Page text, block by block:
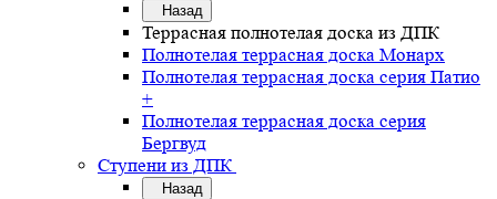
Назад
Террасная полнотелая доска из ДПК
Полнотелая террасная доска Монарх
Полнотелая террасная доска серия Патио
+
Полнотелая террасная доска серия
Бергвуд
Ступени из ДПК
Назад